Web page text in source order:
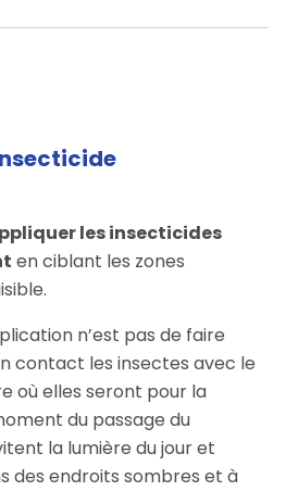
les insecticides
en ciblant les zones
n’est pas de faire
contact les insectes avec le
où elles seront pour la
du passage du
la lumière du jour et
des endroits sombres et à